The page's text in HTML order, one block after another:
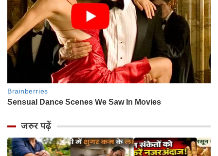
जरुर पढ़ें